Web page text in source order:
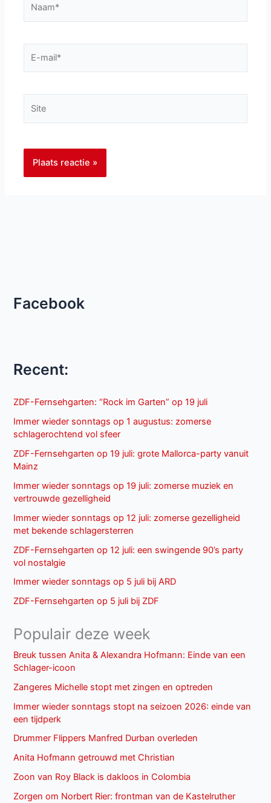
Facebook
Recent:
ZDF-Fernsehgarten: “Rock im Garten” op 19 juli
Immer wieder sonntags op 1 augustus: zomerse
schlagerochtend vol sfeer
ZDF-Fernsehgarten op 19 juli: grote Mallorca-party vanuit
Mainz
Immer wieder sonntags op 19 juli: zomerse muziek en
vertrouwde gezelligheid
Immer wieder sonntags op 12 juli: zomerse gezelligheid
met bekende schlagersterren
ZDF-Fernsehgarten op 12 juli: een swingende 90’s party
vol nostalgie
Immer wieder sonntags op 5 juli bij ARD
ZDF-Fernsehgarten op 5 juli bij ZDF
Populair deze week
Breuk tussen Anita & Alexandra Hofmann: Einde van een
Schlager-icoon
Zangeres Michelle stopt met zingen en optreden
Immer wieder sonntags stopt na seizoen 2026: einde van
een tijdperk
Drummer Flippers Manfred Durban overleden
Anita Hofmann getrouwd met Christian
Zoon van Roy Black is dakloos in Colombia
Zorgen om Norbert Rier: frontman van de Kastelruther